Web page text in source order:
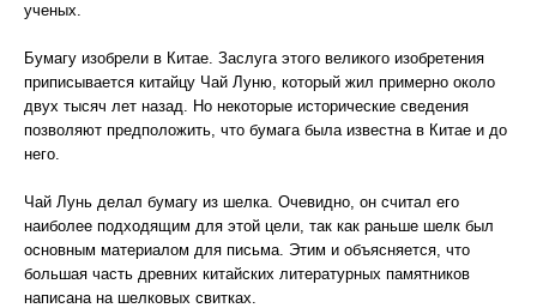
ученых.
Бумагу изобрели в Китае. Заслуга этого великого изобретения
приписывается китайцу Чай Луню, который жил примерно около
двух тысяч лет назад. Но некоторые исторические сведения
позволяют предположить, что бумага была известна в Китае и до
него.
Чай Лунь делал бумагу из шелка. Очевидно, он считал его
наиболее подходящим для этой цели, так как раньше шелк был
основным материалом для письма. Этим и объясняется, что
большая часть древних китайских литературных памятников
написана на шелковых свитках.